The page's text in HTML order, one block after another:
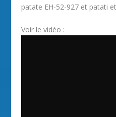
patate EH-52-927 et patati
Voir le vidéo :